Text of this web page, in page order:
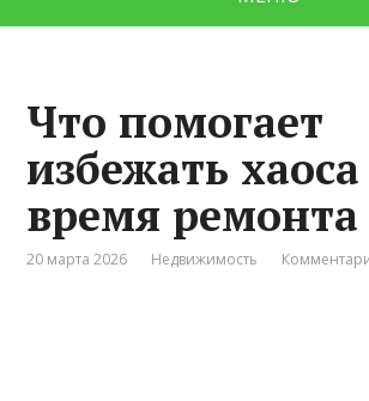
Что помогает
избежать
время ремонта
20 марта 2026 Недвижимость